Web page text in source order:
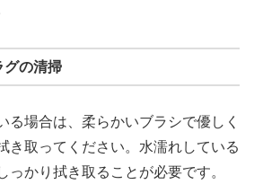
グの清掃
る場合は、柔らかいブラシで優しく
き取ってください。水濡れしている
っかり拭き取ることが必要です。